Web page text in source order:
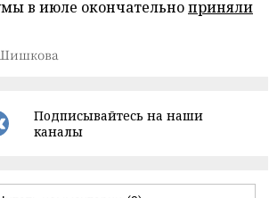
в июле окончательноприняли
Подписывайтесь на наши
каналы